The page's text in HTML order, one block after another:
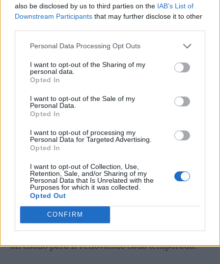
also be disclosed by us to third parties on the IAB’s List of
Downstream Participants that may further disclose it to other
Personal Data Processing Opt Outs
I want to opt-out of the Sharing of my
personal data.
Opted In
I want to opt-out of the Sale of my
Personal Data.
Opted In
I want to opt-out of processing my
Personal Data for Targeted Advertising.
Opted In
I want to opt-out of Collection, Use,
Retention, Sale, and/or Sharing of my
Personal Data that Is Unrelated with the
Purposes for which it was collected.
Opted Out
CONFIRM
El año pasado me compré tres camisetas
blancas en la misma semana y a día de hoy solo
sobrevive la de COS. Así que, si buscas una sola
camiseta que lo resista todo, mi voto es para la
Clean Cut. Pero reconozco que las de Uniqlo son
un chollo para ir renovando cada temporada.